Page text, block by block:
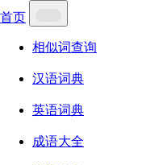
首页
相似词查询
汉语词典
英语词典
成语大全